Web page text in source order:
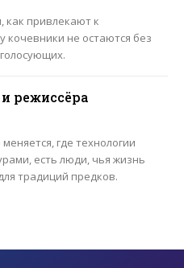
как привлекают к
кочевники не остаются без
режиссёра
где технологии
есть люди, чья жизнь
традиций предков.